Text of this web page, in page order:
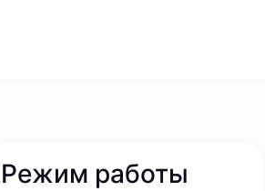
Режим работы